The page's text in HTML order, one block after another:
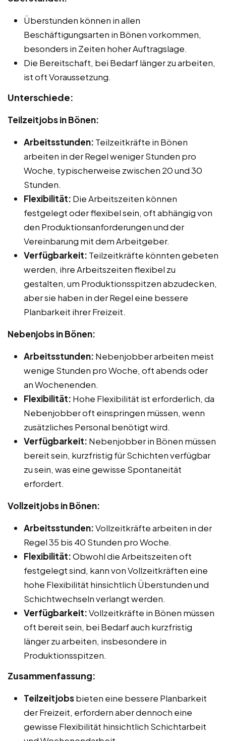
Überstunden können in allen
Beschäftigungsarten in Bönen vorkommen,
besonders in Zeiten hoher Auftragslage.
Die Bereitschaft, bei Bedarf länger zu arbeiten,
ist oft Voraussetzung.
Unterschiede:
Teilzeitjobs in Bönen:
Arbeitsstunden: Teilzeitkräfte in Bönen
arbeiten in der Regel weniger Stunden pro
Woche, typischerweise zwischen 20 und 30
Stunden.
Flexibilität: Die Arbeitszeiten können
festgelegt oder flexibel sein, oft abhängig von
den Produktionsanforderungen und der
Vereinbarung mit dem Arbeitgeber.
Verfügbarkeit: Teilzeitkräfte könnten gebeten
werden, ihre Arbeitszeiten flexibel zu
gestalten, um Produktionsspitzen abzudecken,
aber sie haben in der Regel eine bessere
Planbarkeit ihrer Freizeit.
Nebenjobs in Bönen:
Arbeitsstunden: Nebenjobber arbeiten meist
wenige Stunden pro Woche, oft abends oder
an Wochenenden.
Flexibilität: Hohe Flexibilität ist erforderlich, da
Nebenjobber oft einspringen müssen, wenn
zusätzliches Personal benötigt wird.
Verfügbarkeit: Nebenjobber in Bönen müssen
bereit sein, kurzfristig für Schichten verfügbar
zu sein, was eine gewisse Spontaneität
erfordert.
Vollzeitjobs in Bönen:
Arbeitsstunden:Vollzeitkräfte arbeiten in der
Regel 35 bis 40 Stunden pro Woche.
Flexibilität:Obwohl die Arbeitszeiten oft
festgelegt sind, kann von Vollzeitkräften eine
hohe Flexibilität hinsichtlich Überstunden und
Schichtwechseln verlangt werden.
Verfügbarkeit:Vollzeitkräfte in Bönen müssen
oft bereit sein, bei Bedarf auch kurzfristig
länger zu arbeiten, insbesondere in
Produktionsspitzen.
Zusammenfassung:
Teilzeitjobsbieten eine bessere Planbarkeit
der Freizeit, erfordern aber dennoch eine
gewisse Flexibilität hinsichtlich Schichtarbeit